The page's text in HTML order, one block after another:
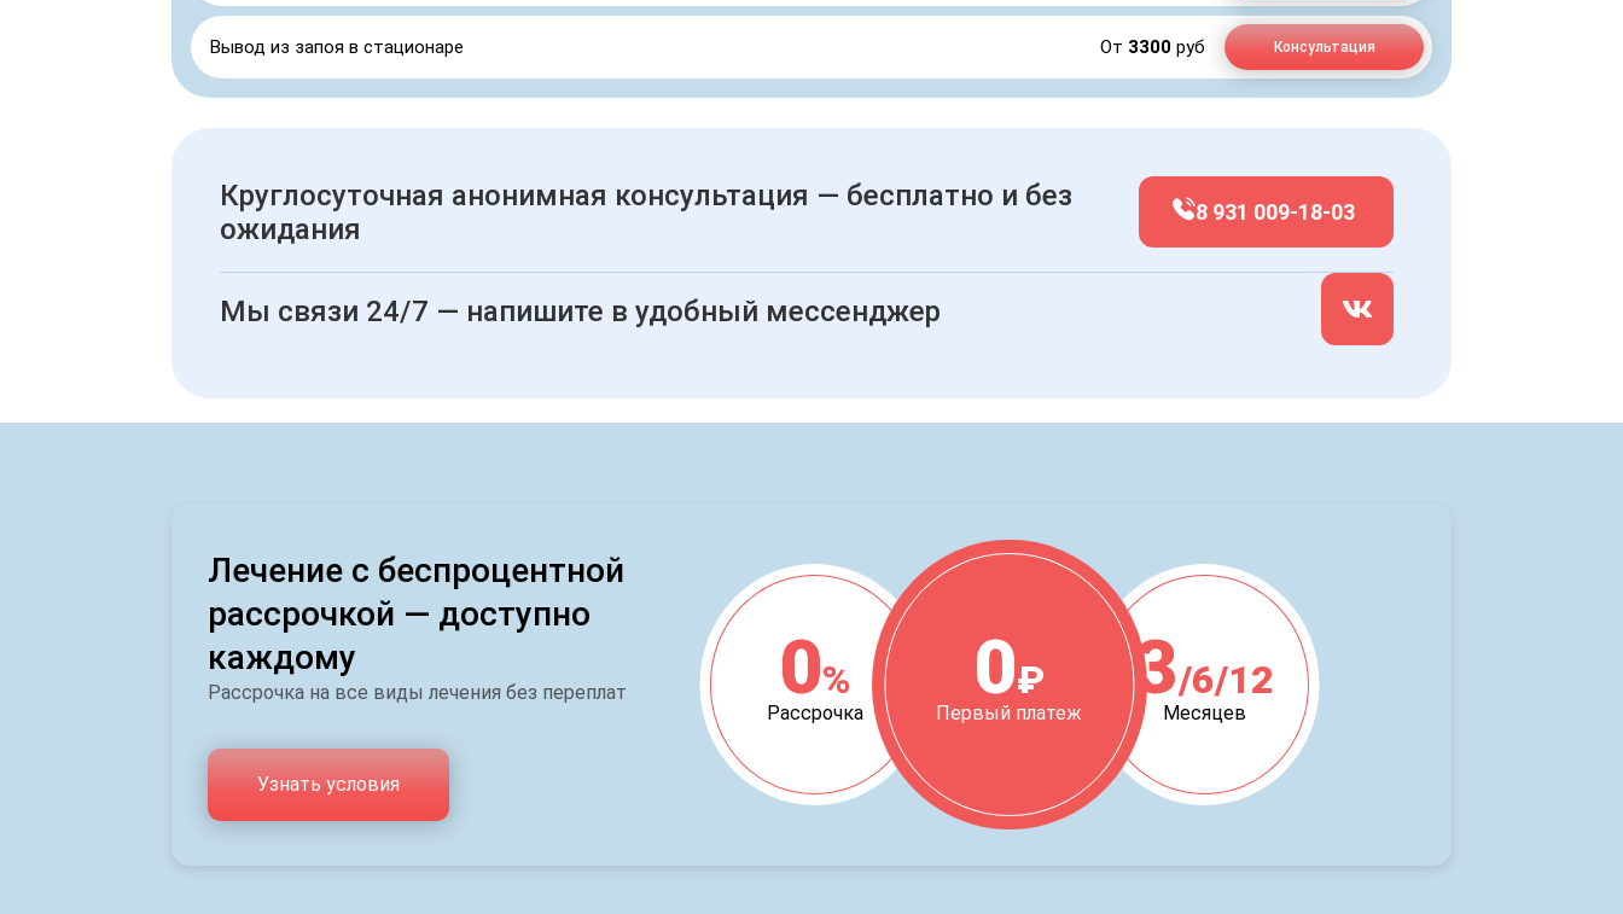
Вывод из запоя в стационаре От 3300 руб Консультация
Круглосуточная анонимная консультация — бесплатно и без
ожидания
8 931 009-18-03
Мы связи 24/7 — напишите в удобный мессенджер
Лечение с беспроцентной
рассрочкой — доступно
каждому
Рассрочка на все виды лечения без переплат 0%
Рассрочка
0₽
Первый платеж
3/6/12
Месяцев
Узнать условия